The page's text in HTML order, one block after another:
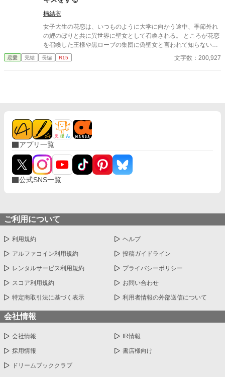
楠結衣
女子大生の花恋は、いつものように大学に向かう途中、季節外れ
の鯉のぼりと共に異世界に聖女として召喚される。 ところが花恋
を召喚した王様や黒ローブの集団に偽聖女と言われて知らない森
に放り出されてしまう。 涙がこぼれてしまうと鯉のぼりがなぜか
執事の格好をした三人組みの聖獣に変わり、元の世界に戻るため
恋愛 完結 長編 R15 文字数：200,927
アプリ一覧
公式SNS一覧
ご利用について
利用規約 ヘルプ
アルファコイン利用規約 投稿ガイドライン
レンタルサービス利用規約 プライバシーポリシー
スコア利用規約 お問い合わせ
特定商取引法に基づく表示 利用者情報の外部送信について
会社情報
会社情報 IR情報
採用情報 書店様向け
ドリームブッククラブ